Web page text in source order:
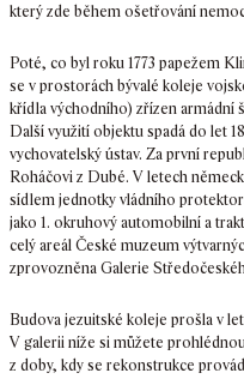
který zde během ošetřování
Poté, co byl roku 1773 papežem
se v prostorách bývalé koleje
křídla východního) zřízen armádní
Další využití objektu spadá do let
vychovatelský ústav. Za první
Roháčovi z Dubé. V letech
sídlem jednotky vládního
jako 1. okruhový automobilní a
celý areál České muzeum
zprovozněna Galerie
Budova jezuitské koleje prošla v
V galerii níže si můžete
z doby, kdy se rekonstrukce